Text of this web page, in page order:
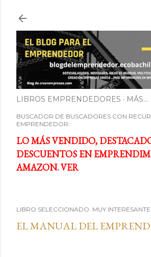
LIBROS EMPRENDEDORES MÁS…
BUSCADOR DE BUSCADORES CON
EMPRENDEDOR:
LO MÁS VENDIDO,
DESCUENTOS EN
AMAZON. VER
LIBRO SELECCIONADO. MUY INTERESANTE:
EL MANUAL DEL